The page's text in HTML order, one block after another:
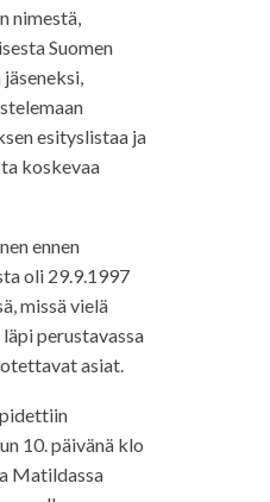
nimestä,
Suomen
esityslistaa ja
koskevaa
ennen
oli 29.9.1997
missä vielä
perustavassa
asiat.
10. päivänä klo
Matildassa